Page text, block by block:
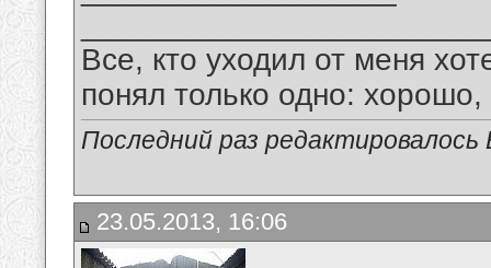
Все, кто уходил от меня
понял только одно:
Последний раз
23.05.2013, 16:06